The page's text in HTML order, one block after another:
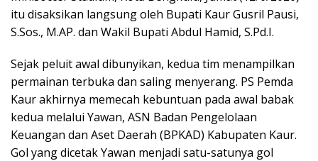
itu disaksikan langsung oleh Bupati Kaur Gusril Pausi,
S.Sos., M.AP. dan Wakil Bupati Abdul Hamid, S.Pd.I.
Sejak peluit awal dibunyikan, kedua tim menampilkan
permainan terbuka dan saling menyerang. PS Pemda
Kaur akhirnya memecah kebuntuan pada awal babak
kedua melalui Yawan, ASN Badan Pengelolaan
Keuangan dan Aset Daerah (BPKAD) Kabupaten Kaur.
Gol yang dicetak Yawan menjadi satu-satunya gol